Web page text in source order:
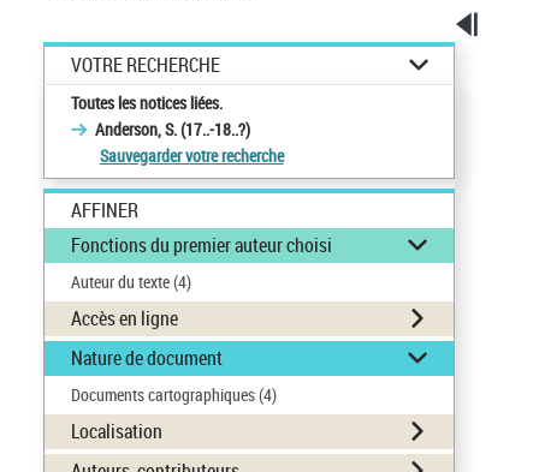
VOTRE RECHERCHE
Toutes les notices liées.
Anderson, S. (17..-18..?)
Sauvegarder votre recherche
AFFINER
Fonctions du premier auteur choisi
Auteur du texte(4)
Accès en ligne
Nature de document
Documents cartographiques(4)
Localisation